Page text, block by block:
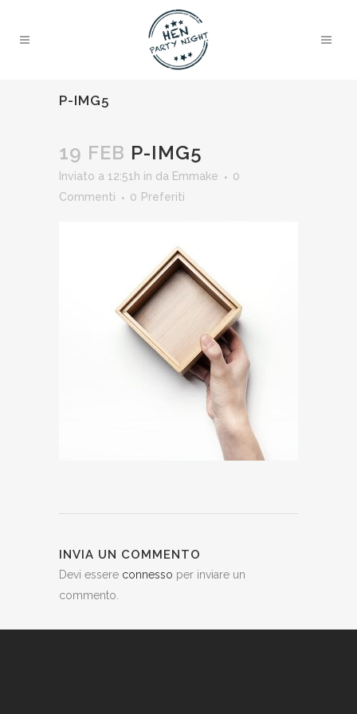
P-IMG5
19 FEB P-IMG5
Inviato a 12:51h in da Emmake
0
Commenti
0 Preferiti
INVIA UN COMMENTO
Devi essere connesso per inviare un
commento.